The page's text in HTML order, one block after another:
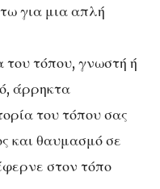
για μια απλή
τόπου, γνωστή ή
άρρηκτα
του τόπου σας
και θαυμασμό σε
στον τόπο